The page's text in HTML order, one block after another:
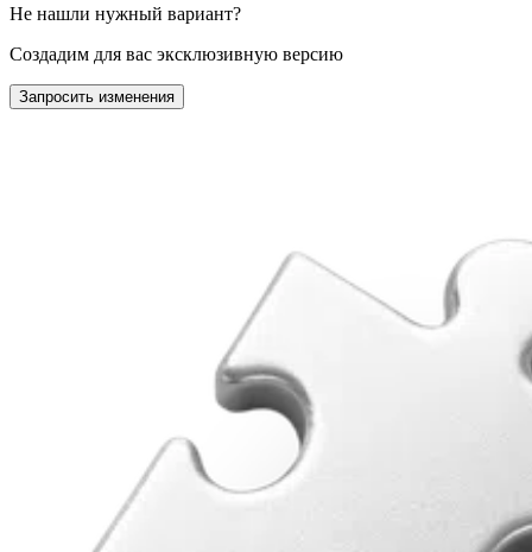
Не нашли нужный вариант?
Создадим для вас эксклюзивную версию
Запросить изменения